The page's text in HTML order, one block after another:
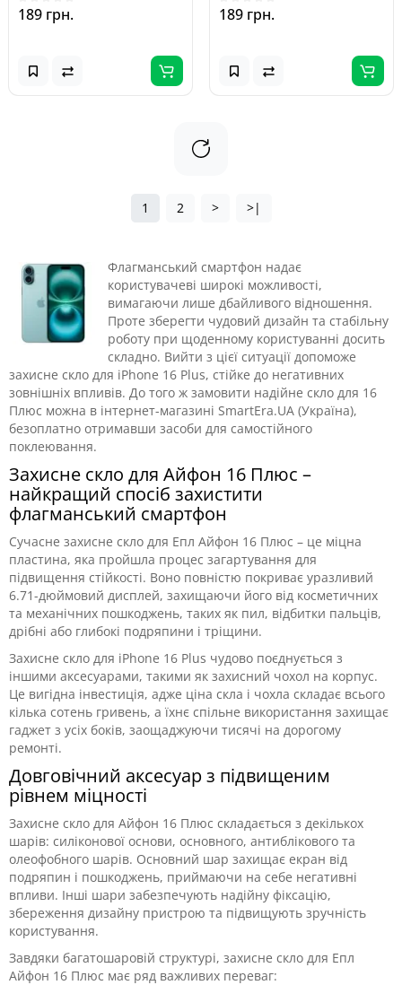
189 грн. 189 грн.
1 2 > >|
Флагманський смартфон надає
користувачеві широкі можливості,
вимагаючи лише дбайливого відношення.
Проте зберегти чудовий дизайн та стабільну
роботу при щоденному користуванні досить
складно. Вийти з цієї ситуації допоможе
захисне скло для iPhone 16 Plus, стійке до негативних
зовнішніх впливів. До того ж замовити надійне скло для 16
Плюс можна в інтернет-магазині SmartEra.UA (Україна),
безоплатно отримавши засоби для самостійного
поклеювання.
Захисне скло для Айфон 16 Плюс –
найкращий спосіб захистити
флагманський смартфон
Сучасне захисне скло для Епл Айфон 16 Плюс – це міцна
пластина, яка пройшла процес загартування для
підвищення стійкості. Воно повністю покриває уразливий
6.71-дюймовий дисплей, захищаючи його від косметичних
та механічних пошкоджень, таких як пил, відбитки пальців,
дрібні або глибокі подряпини і тріщини.
Захисне скло для iPhone 16 Plus чудово поєднується з
іншими аксесуарами, такими як захисний чохол на корпус.
Це вигідна інвестиція, адже ціна скла і чохла складає всього
кілька сотень гривень, а їхнє спільне використання захищає
гаджет з усіх боків, заощаджуючи тисячі на дорогому
ремонті.
Довговічний аксесуар з підвищеним
рівнем міцності
Захисне скло для Айфон 16 Плюс складається з декількох
шарів: силіконової основи, основного, антиблікового та
олеофобного шарів. Основний шар захищає екран від
подряпин і пошкоджень, приймаючи на себе негативні
впливи. Інші шари забезпечують надійну фіксацію,
збереження дизайну пристрою та підвищують зручність
користування.
Завдяки багатошаровій структурі, захисне скло для Епл
Айфон 16 Плюс має ряд важливих переваг: